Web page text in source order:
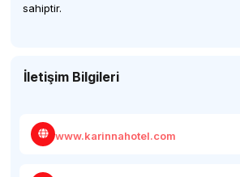
sahiptir.
İletişim Bilgileri
www.karinnahotel.com